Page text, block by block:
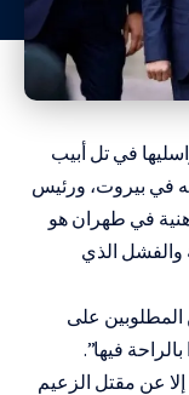
في تل أبيب
في بيروت، ورئيس
في طهران هو
والفشل الذي
على
فيها”.
عن مقتل الزعيم